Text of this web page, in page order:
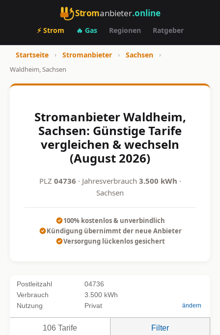
Stromanbieter.online
⚡ Strom 🔥 Gas Regionen Ratgeber
Startseite › Stromanbieter › Sachsen
›
Waldheim, Sachsen
Stromanbieter Waldheim,
Sachsen: Günstige Tarife
vergleichen & wechseln
(August 2026)
PLZ 04736 · Jahresverbrauch 3.500 kWh ·
Sachsen
100% kostenlos & unverbindlich
Kündigung übernimmt der neue Anbieter
Versorgung lückenlos gesichert